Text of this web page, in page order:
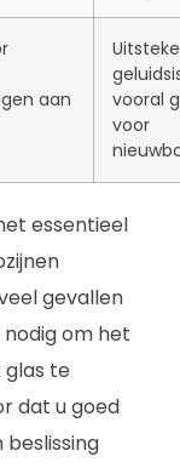
aan
vooral
voor
essentieel
gevallen
nodig om het
te
dat u goed